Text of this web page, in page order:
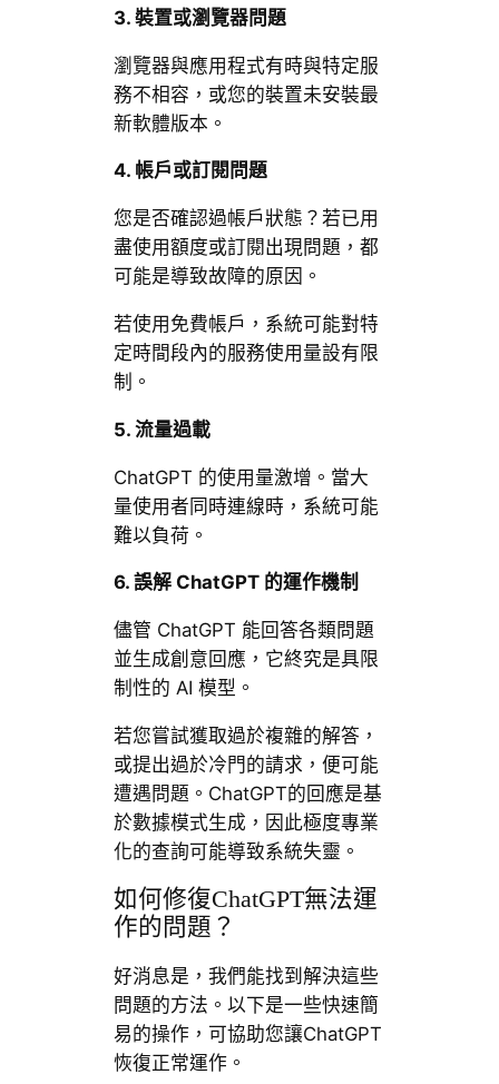
3. 裝置或瀏覽器問題
瀏覽器與應用程式有時與特定服
務不相容，或您的裝置未安裝最
新軟體版本。
4. 帳戶或訂閱問題
您是否確認過帳戶狀態？若已用
盡使用額度或訂閱出現問題，都
可能是導致故障的原因。
若使用免費帳戶，系統可能對特
定時間段內的服務使用量設有限
制。
5. 流量過載
ChatGPT 的使用量激增。當大
量使用者同時連線時，系統可能
難以負荷。
6. 誤解 ChatGPT 的運作機制
儘管 ChatGPT 能回答各類問題
並生成創意回應，它終究是具限
制性的 AI 模型。
若您嘗試獲取過於複雜的解答，
或提出過於冷門的請求，便可能
遭遇問題。ChatGPT的回應是基
於數據模式生成，因此極度專業
化的查詢可能導致系統失靈。
如何修復ChatGPT無法運
作的問題？
好消息是，我們能找到解決這些
問題的方法。以下是一些快速簡
易的操作，可協助您讓ChatGPT
恢復正常運作。